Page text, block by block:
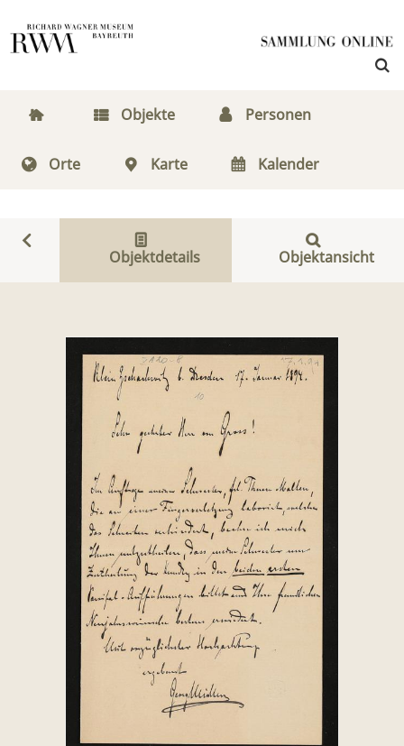
Objekte Personen
Orte Karte Kalender
Objektdetails Objektansicht